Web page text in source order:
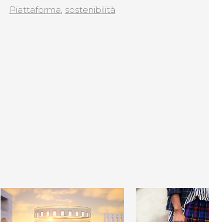
Piattaforma, sostenibilità